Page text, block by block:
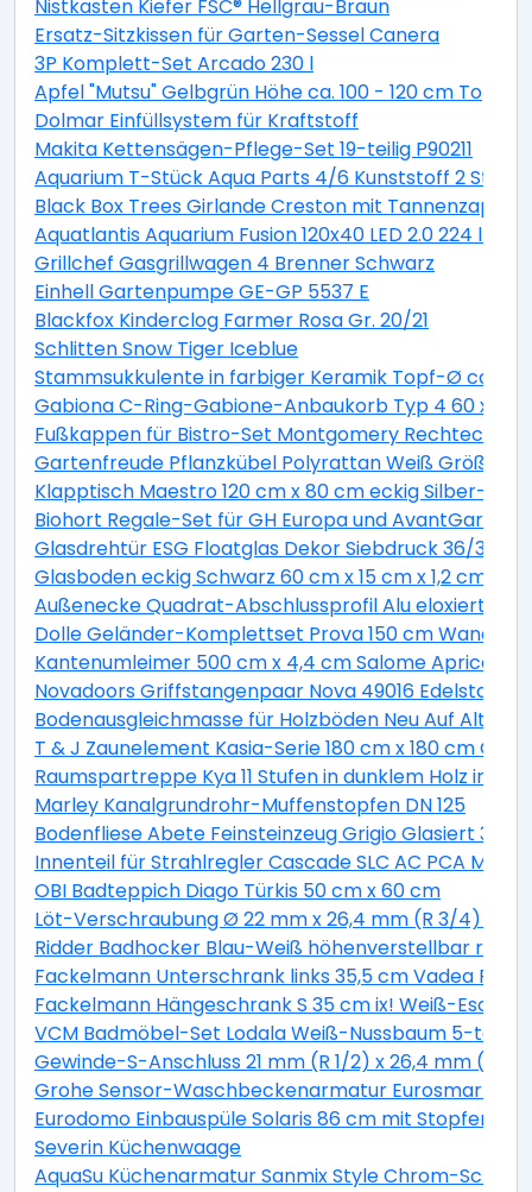
Nistkasten Kiefer FSC® Hellgrau-Braun
Ersatz-Sitzkissen für Garten-Sessel Canera
3P Komplett-Set Arcado 230 l
Apfel "Mutsu" Gelbgrün Höhe ca. 100 - 120 cm Topf
Dolmar Einfüllsystem für Kraftstoff
Makita Kettensägen-Pflege-Set 19-teilig P90211
Aquarium T-Stück Aqua Parts 4/6 Kunststoff 2 Stück
Black Box Trees Girlande Creston mit
Aquatlantis Aquarium Fusion 120x40 LED 2.0 224 l
Grillchef Gasgrillwagen 4 Brenner Schwarz
Einhell Gartenpumpe GE-GP 5537 E
Blackfox Kinderclog Farmer Rosa Gr. 20/21
Schlitten Snow Tiger Iceblue
Stammsukkulente in farbiger Keramik Topf-Ø ca. 13
Gabiona C-Ring-Gabione-Anbaukorb Typ 4 60 x 100
Fußkappen für Bistro-Set Montgomery Rechteckig 2
Gartenfreude Pflanzkübel Polyrattan Weiß Größe XL
Klapptisch Maestro 120 cm x 80 cm eckig Silber-
Biohort Regale-Set für GH Europa und AvantGarde
Glasdrehtür ESG Floatglas Dekor Siebdruck 36/31 DIN
Glasboden eckig Schwarz 60 cm x 15 cm x 1,2 cm
Außenecke Quadrat-Abschlussprofil Alu eloxiert
Dolle Geländer-Komplettset Prova 150 cm
Kantenumleimer 500 cm x 4,4 cm Salome Apricot
Novadoors Griffstangenpaar Nova 49016
Bodenausgleichmasse für Holzböden Neu Auf Alt 20
T & J Zaunelement Kasia-Serie 180 cm x 180 cm
Raumspartreppe Kya 11 Stufen in dunklem Holz inkl.
Marley Kanalgrundrohr-Muffenstopfen DN 125
Bodenfliese Abete Feinsteinzeug Grigio Glasiert 30
Innenteil für Strahlregler Cascade SLC AC PCA M22
OBI Badteppich Diago Türkis 50 cm x 60 cm
Löt-Verschraubung Ø 22 mm x 26,4 mm (R 3/4)
Ridder Badhocker Blau-Weiß höhenverstellbar
Fackelmann Unterschrank links 35,5 cm Vadea
Fackelmann Hängeschrank S 35 cm ix! Weiß-Esche
VCM Badmöbel-Set Lodala Weiß-Nussbaum 5-teilig
Gewinde-S-Anschluss 21 mm (R 1/2) x 26,4 mm (R
Grohe Sensor-Waschbeckenarmatur Eurosmart CE
Eurodomo Einbauspüle Solaris 86 cm mit
Severin Küchenwaage
AquaSu Küchenarmatur Sanmix Style Chrom-